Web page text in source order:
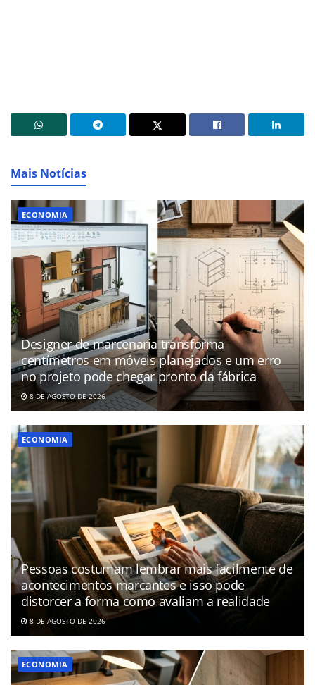
Mais Notícias
ECONOMIA
Designer de marcenaria transforma
centímetros em móveis planejados e um erro
no projeto pode chegar pronto da fábrica
8 DE AGOSTO DE 2026
ECONOMIA
Pessoas costumam lembrar mais facilmente de
acontecimentos marcantes e isso pode
distorcer a forma como avaliam a realidade
8 DE AGOSTO DE 2026
ECONOMIA